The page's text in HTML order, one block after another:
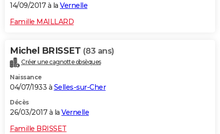
14/09/2017 à la Vernelle
Famille MAILLARD
Michel BRISSET (83 ans)
Créer une cagnotte obsèques
Naissance
04/07/1933 à Selles-sur-Cher
Décès
26/03/2017 à la Vernelle
Famille BRISSET